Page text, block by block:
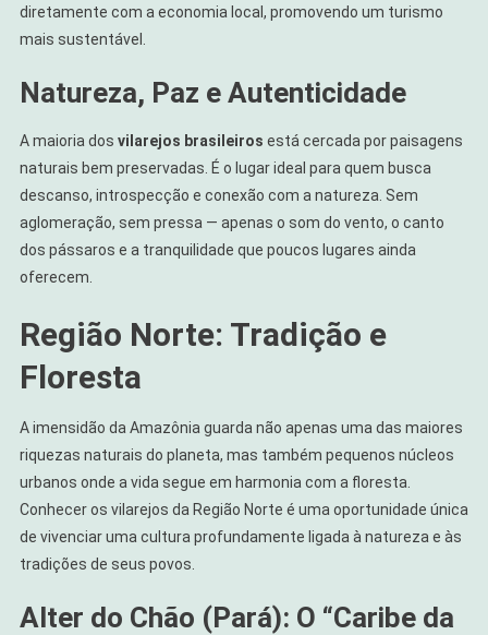
diretamente com a economia local, promovendo um turismo
mais sustentável.
Natureza, Paz e Autenticidade
A maioria dos vilarejos brasileiros está cercada por paisagens
naturais bem preservadas. É o lugar ideal para quem busca
descanso, introspecção e conexão com a natureza. Sem
aglomeração, sem pressa — apenas o som do vento, o canto
dos pássaros e a tranquilidade que poucos lugares ainda
oferecem.
Região Norte: Tradição e
Floresta
A imensidão da Amazônia guarda não apenas uma das maiores
riquezas naturais do planeta, mas também pequenos núcleos
urbanos onde a vida segue em harmonia com a floresta.
Conhecer os vilarejos da Região Norte é uma oportunidade única
de vivenciar uma cultura profundamente ligada à natureza e às
tradições de seus povos.
Alter do Chão (Pará): O “Caribe da